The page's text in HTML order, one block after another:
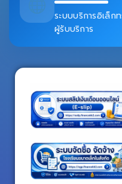
ระบบบริการอิเล็
ผู้รับบริการ